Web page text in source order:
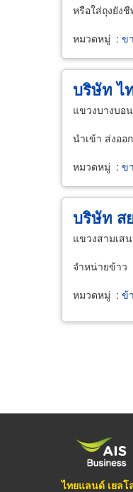
หรือใส่ถุงยัง
หมวดหมู่ : ข
บริษัท ไ
แขวงบางบอ
นำเข้า ส่งออ
หมวดหมู่ : ข
บริษัท ส
แขวงสามเส
จำหน่ายข้าว
หมวดหมู่ : ข้
ไทยแลนด์ เยลโ